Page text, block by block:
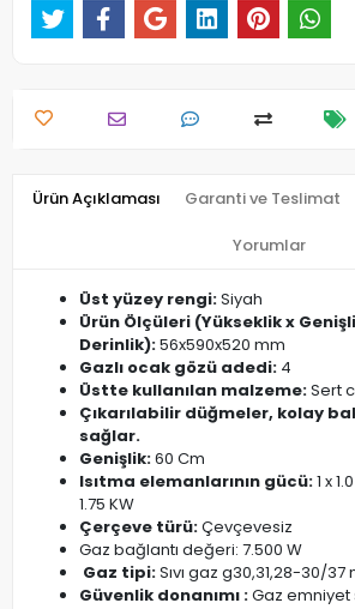
Ürün Açıklaması Garanti ve Teslimat
Yorumlar
Üst yüzey rengi:Siyah
Ürün Ölçüleri (Yükseklik x
Derinlik):56x590x520 mm
Gazlı ocak gözü adedi: 4
Üstte kullanılan malzeme:Sert
Çıkarılabilir düğmeler, kolay
sağlar.
Genişlik:60 Cm
Isıtma elemanlarının gücü:1 x
1.75 KW
Çerçeve türü:Çevçevesiz
Gaz bağlantı değeri: 7.500 W
Gaz tipi:Sıvı gaz g30,31,28-30/37
Güvenlik donanımı :​​​​​​​Gaz emniyet